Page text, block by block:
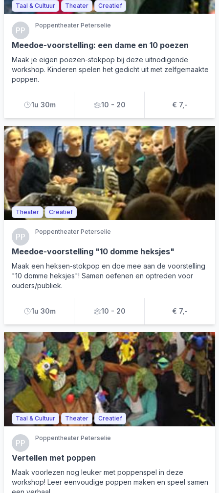
Taal & Cultuur Theater Creatief
PP
Poppentheater Peterselie
Meedoe-voorstelling: een dame en 10 poezen
Maak je eigen poezen-stokpop bij deze uitnodigende
workshop. Kinderen spelen het gedicht uit met zelfgemaakte
poppen.
1u 30m 10 - 20 € 7,-
Theater Creatief
PP
Poppentheater Peterselie
Meedoe-voorstelling "10 domme heksjes"
Maak een heksen-stokpop en doe mee aan de voorstelling
"10 domme heksjes"! Samen oefenen en optreden voor
ouders/publiek.
1u 30m 10 - 20 € 7,-
Taal & Cultuur Theater Creatief
PP
Poppentheater Peterselie
Vertellen met poppen
Maak voorlezen nog leuker met poppenspel in deze
workshop! Leer eenvoudige poppen maken en speel samen